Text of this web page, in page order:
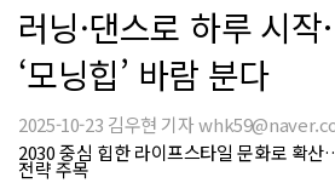
러닝·댄스로 하루 시
‘모닝힙’ 바람 분다
2025-10-23 김우현 기자
2030 중심 힙한 라이프스타일 문화로 확
전략 주목